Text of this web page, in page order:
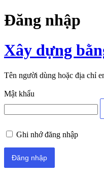
Đăng nhập
Xây dựng
Tên người dùng hoặc địa chỉ
Mật khẩu
Ghi nhớ đăng nhập